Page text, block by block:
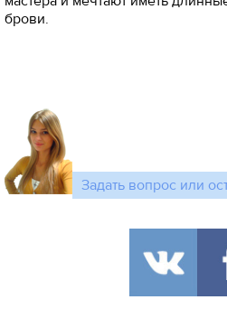
брови.
Задать вопрос или